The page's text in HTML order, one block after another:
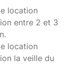
location
entre 2 et 3
location
la veille du